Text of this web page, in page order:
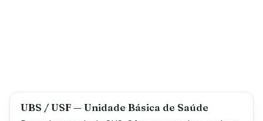
UBS / USF — Unidade Básica de Saúde